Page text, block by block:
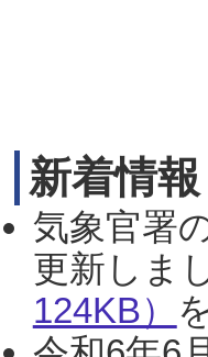
新着情報
気象官署
更新しま
124KB）